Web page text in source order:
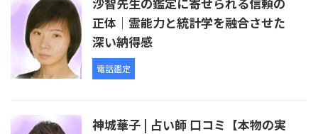
正体｜霊能力と統計学を融合させた
深い納得感
電話鑑定
神城華子 | 占い師 口コミ【本物の実